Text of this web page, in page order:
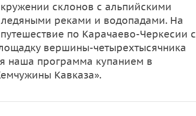
склонов с альпийскими
реками и водопадами. На
по Карачаево-Черкесии с
вершины-четырехтысячника
наша программа купанием в
Кавказа».